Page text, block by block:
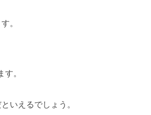
。
。
いえるでしょう。